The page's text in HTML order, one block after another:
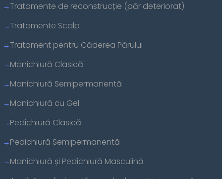
Tratamente de reconstrucție (păr deteriorat)
Tratamente Scalp
Tratament pentru Căderea Părului
Manichiură Clasică
Manichiură Semipermanentă
Manichiură cu Gel
Pedichiură Clasică
Pedichiură Semipermanentă
Manichiură și Pedichiură Masculină